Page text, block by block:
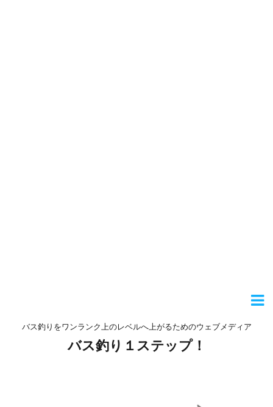
バス釣りをワンランク上のレベルへ上がるためのウェブメディア
バス釣り１ステップ！